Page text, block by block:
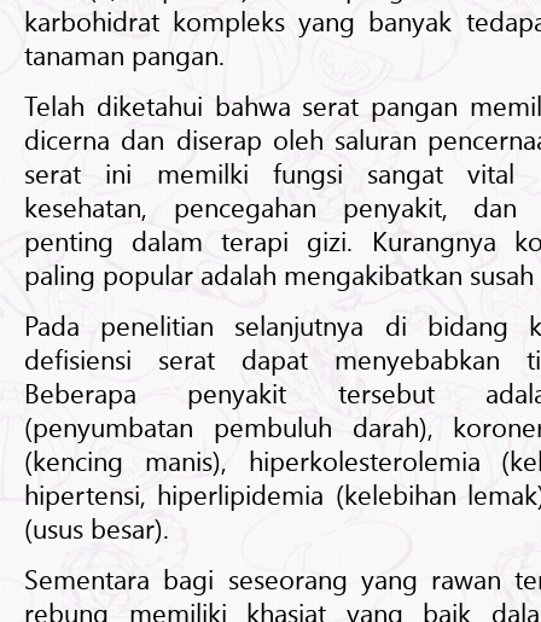
karbohidrat kompleks yang banyak
tanaman pangan.
Telah diketahui bahwa serat pangan
dicerna dan diserap oleh saluran
serat ini memilki fungsi sangat vital
kesehatan, pencegahan penyakit, dan
penting dalam terapi gizi. Kurangnya
paling popular adalah mengakibatkan
Pada penelitian selanjutnya di bidang
defisiensi serat dapat menyebabkan
Beberapa penyakit tersebut
(penyumbatan pembuluh darah),
(kencing manis), hiperkolesterolemia
hipertensi, hiperlipidemia (kelebihan
(usus besar).
Sementara bagi seseorang yang rawan
rebung memiliki khasiat yang baik